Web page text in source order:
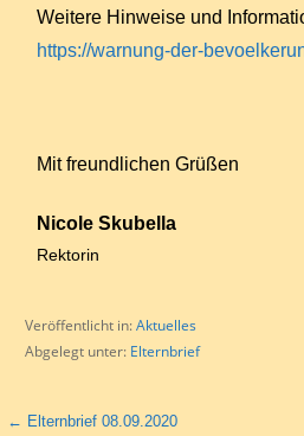
Weitere Hinweise und
https://warnung-der-
Mit freundlichen Grüßen
Nicole Skubella
Rektorin
Veröffentlicht in:Aktuelles
Abgelegt unter: Elternbrief
← Elternbrief 08.09.2020